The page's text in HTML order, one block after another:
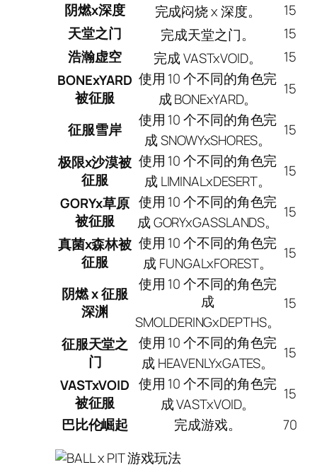
阴燃x深度
完成闷烧 x 深度。
15
天堂之门
完成天堂之门。
15
浩瀚虚空
完成 VASTxVOID。
15
BONExYARD
被征服
使用 10 个不同的角色完
成 BONExYARD。
15
征服雪岸
使用 10 个不同的角色完
成 SNOWYxSHORES。
15
极限x沙漠被
征服
使用 10 个不同的角色完
成 LIMINALxDESERT。
15
GORYx草原
被征服
使用 10 个不同的角色完
成 GORYxGASSLANDS。
15
真菌x森林被
征服
使用 10 个不同的角色完
成 FUNGALxFOREST。
15
阴燃 x 征服
深渊
使用 10 个不同的角色完
成
SMOLDERINGxDEPTHS。
15
征服天堂之
门
使用 10 个不同的角色完
成 HEAVENLYxGATES。
15
VASTxVOID
被征服
使用 10 个不同的角色完
成 VASTxVOID。
15
巴比伦崛起
完成游戏。 70